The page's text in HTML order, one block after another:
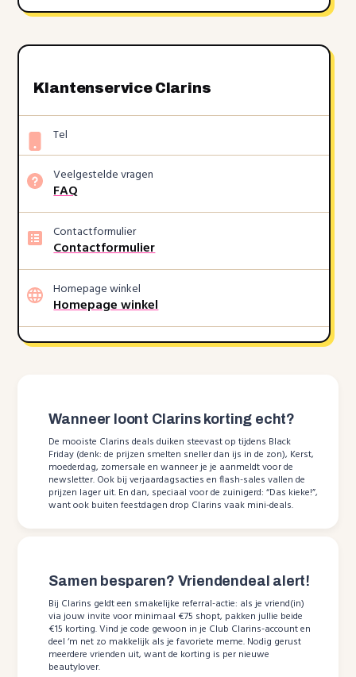
Klantenservice Clarins
Tel
Veelgestelde vragen
FAQ
Contactformulier
Contactformulier
Homepage winkel
Homepage winkel
Wanneer loont Clarins korting echt?
De mooiste Clarins deals duiken steevast op tijdens Black
Friday (denk: de prijzen smelten sneller dan ijs in de zon), Kerst,
moederdag, zomersale en wanneer je je aanmeldt voor de
newsletter. Ook bij verjaardagsacties en flash-sales vallen de
prijzen lager uit. En dan, speciaal voor de zuinigerd: “Das kieke!”,
want ook buiten feestdagen drop Clarins vaak mini-deals.
Samen besparen? Vriendendeal alert!
Bij Clarins geldt een smakelijke referral-actie: als je vriend(in)
via jouw invite voor minimaal €75 shopt, pakken jullie beide
€15 korting. Vind je code gewoon in je Club Clarins-account en
deel ‘m net zo makkelijk als je favoriete meme. Nodig gerust
meerdere vrienden uit, want de korting is per nieuwe
beautylover.